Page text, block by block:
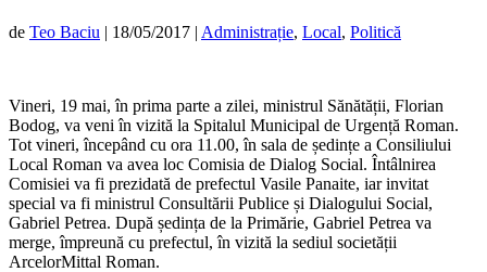
de Teo Baciu | 18/05/2017 | Administrație, Local, Politică
Vineri, 19 mai, în prima parte a zilei, ministrul Sănătății, Florian
Bodog, va veni în vizită la Spitalul Municipal de Urgență Roman.
Tot vineri, începând cu ora 11.00, în sala de ședințe a Consiliului
Local Roman va avea loc Comisia de Dialog Social. Întâlnirea
Comisiei va fi prezidată de prefectul Vasile Panaite, iar invitat
special va fi ministrul Consultării Publice și Dialogului Social,
Gabriel Petrea. După ședința de la Primărie, Gabriel Petrea va
merge, împreună cu prefectul, în vizită la sediul societății
ArcelorMittal Roman.